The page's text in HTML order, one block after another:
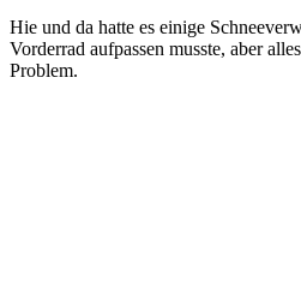
Hie und da hatte es einige
Vorderrad aufpassen musste, aber
Problem.